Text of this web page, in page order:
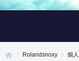
Rolandsnoxy 個